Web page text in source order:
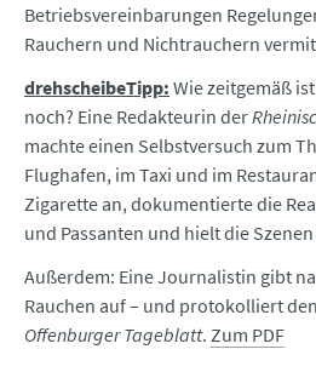
Betriebsvereinbarungen
Rauchern und Nichtrauchern
drehscheibeTipp: Wie zeitgemäß
noch? Eine Redakteurin der
machte einen Selbstversuch zum
Flughafen, im Taxi und im
Zigarette an, dokumentierte die
und Passanten und hielt die
Außerdem: Eine Journalistin gibt
Rauchen auf – und protokolliert
Offenburger Tageblatt. Zum PDF